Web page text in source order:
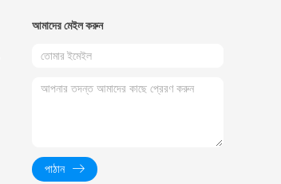
আমাদের মেইল ​​করুন
পাঠান